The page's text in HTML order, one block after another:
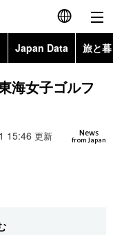
English
简体字
Japan Data 旅と
Topics
海女子ゴルフ
News
from Japan
15:46 更新